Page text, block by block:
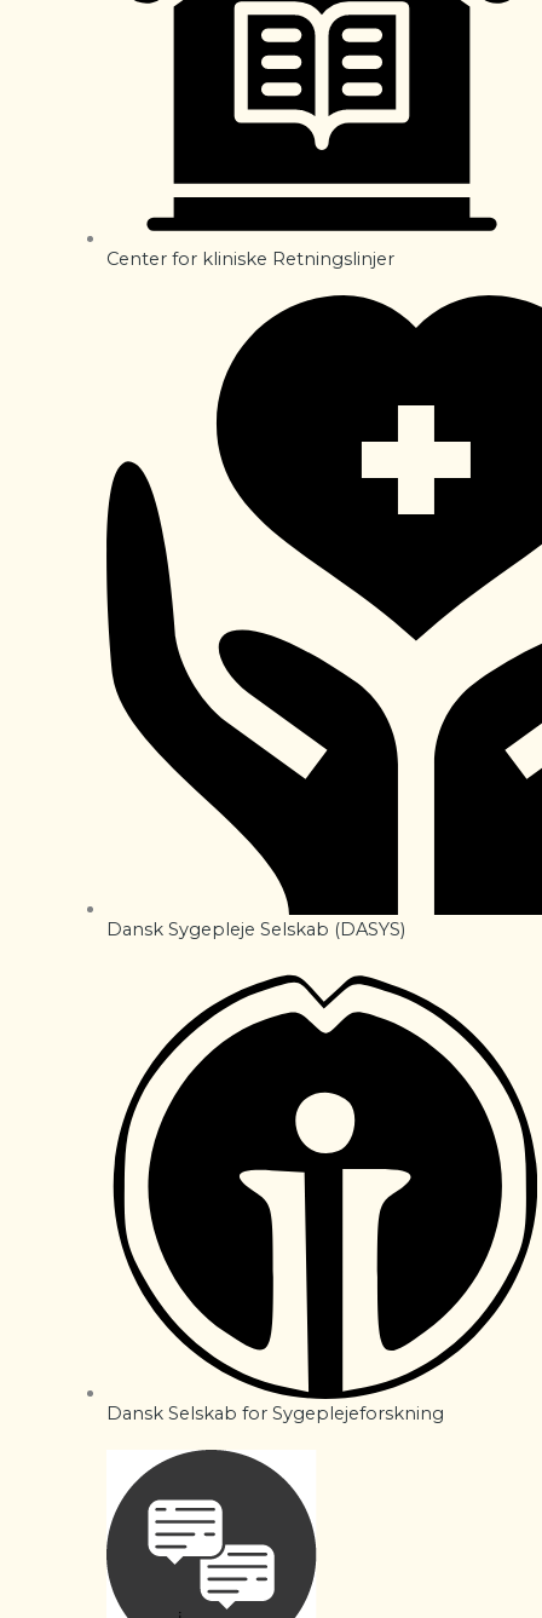
Center for kliniske Retningslinjer
Dansk Sygepleje Selskab (DASYS)
Dansk Selskab for Sygeplejeforskning